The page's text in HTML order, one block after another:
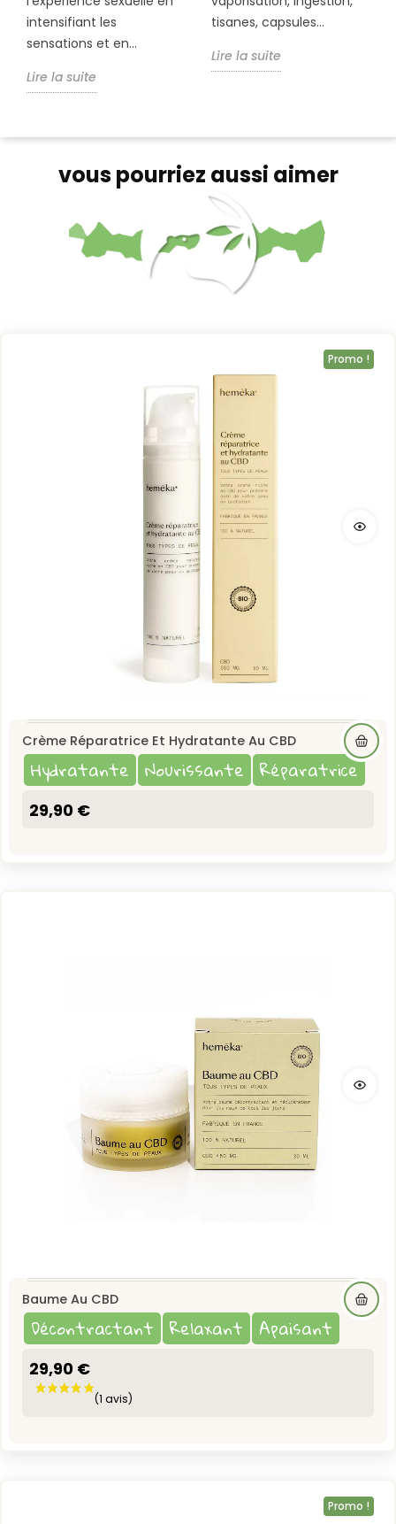
intensifiant les
sensations et en...
Lire la suite
tisanes, capsules...
Lire la suite
vous pourriez aussi aimer
Promo !
Crème Réparatrice Et Hydratante Au CBD
Hydratante Nourissante Réparatrice
29,90 €
Baume Au CBD
Décontractant Relaxant Apaisant
29,90 €
Promo !